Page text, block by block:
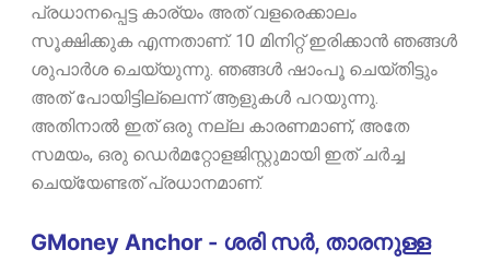
പ്രധാനപ്പെട്ട കാര്യം അത് വളരെക്കാലം
സൂക്ഷിക്കുക എന്നതാണ്. 10 മിനിറ്റ് ഇരിക്കാൻ ഞങ്ങൾ
ശുപാർശ ചെയ്യുന്നു. ഞങ്ങൾ ഷാംപൂ ചെയ്തിട്ടും
അത് പോയിട്ടില്ലെന്ന് ആളുകൾ പറയുന്നു.
അതിനാൽ ഇത് ഒരു നല്ല കാരണമാണ്, അതേ
സമയം, ഒരു ഡെർമറ്റോളജിസ്റ്റുമായി ഇത് ചർച്ച
ചെയ്യേണ്ടത് പ്രധാനമാണ്.
GMoney Anchor - ശരി സർ, താരനുള്ള